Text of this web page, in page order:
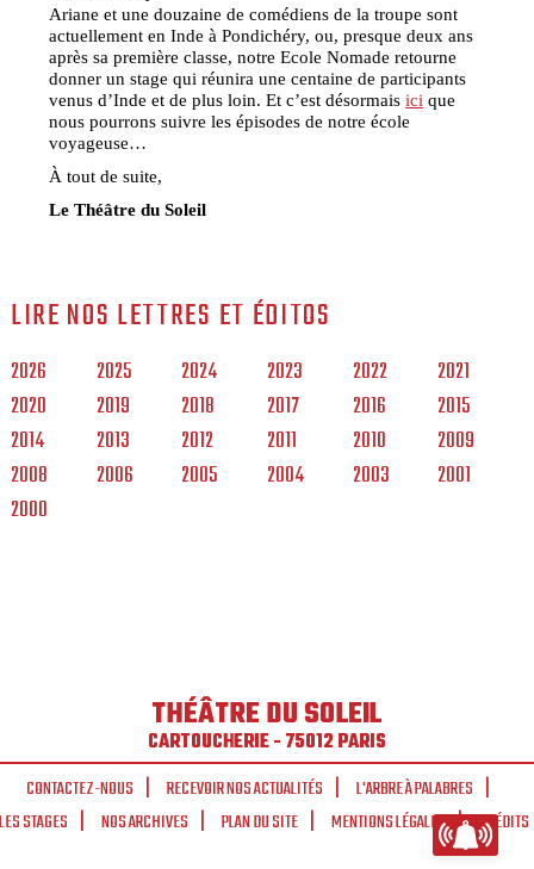
Ariane et une douzaine de comédiens de la troupe sont
actuellement en Inde à Pondichéry, ou, presque deux ans
après sa première classe, notre Ecole Nomade retourne
donner un stage qui réunira une centaine de participants
venus d’Inde et de plus loin. Et c’est désormaisici que
nous pourrons suivre les épisodes de notre école
voyageuse…
À tout de suite,
Le Théâtre du Soleil
LIRE NOS LETTRES ET ÉDITOS
2026 2025 2024 2023 2022
2021
2020
2019 2018 2017 2016
2015
2014
2013 2012 2011 2010
2009
2008
2006 2005 2004 2003
2001
2000
THÉÂTRE DU SOLEIL
CARTOUCHERIE - 75012 PARIS
CONTACTEZ-NOUS
RECEVOIR NOS ACTUALITÉS
L'ARBRE À PALABRES
LES STAGES
NOS ARCHIVES PLAN DU SITE MENTIONS LÉGALES CRÉDITS